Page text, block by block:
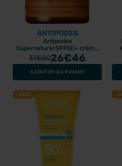
ANTIPODES
Antipodes
Supernatural SPF50+ crème
solaire visage soyeuse aux
Céramides 60ml
37€8026€46
AJOUTER AU PANIER
-30% -